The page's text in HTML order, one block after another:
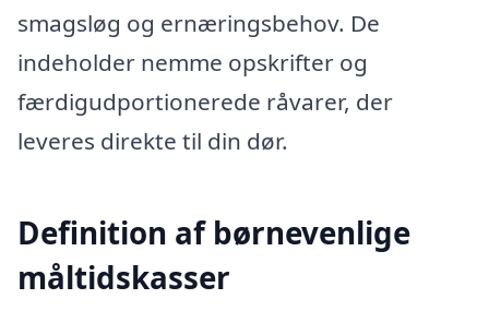
smagsløg og ernæringsbehov. De
indeholder nemme opskrifter og
færdigudportionerede råvarer, der
leveres direkte til din dør.
Definition af børnevenlige
måltidskasser